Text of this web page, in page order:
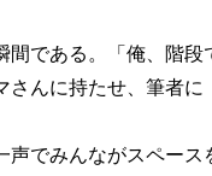
間である。「俺、階
さんに持たせ、筆者に
声でみんながスペー